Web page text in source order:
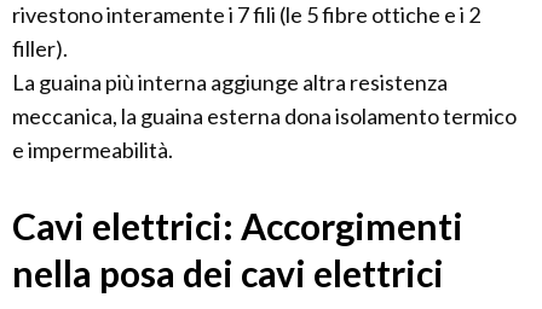
rivestono interamente i 7 fili (le 5 fibre ottiche e i 2
filler).
La guaina più interna aggiunge altra resistenza
meccanica, la guaina esterna dona isolamento termico
e impermeabilità.
Cavi elettrici: Accorgimenti
nella posa dei cavi elettrici